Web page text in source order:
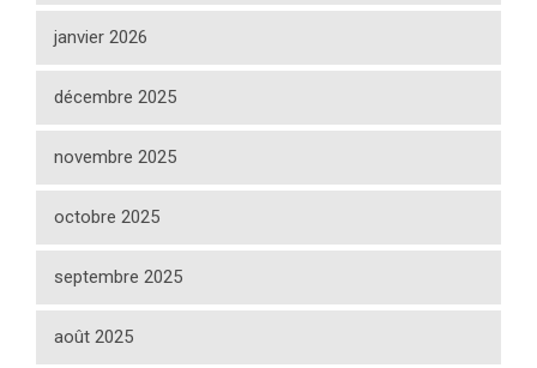
janvier 2026
décembre 2025
novembre 2025
octobre 2025
septembre 2025
août 2025